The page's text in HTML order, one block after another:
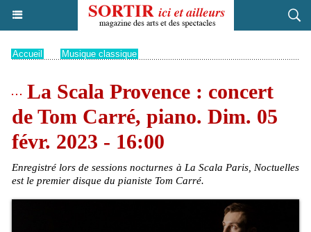
Accueil Musique classique
La Scala Provence : concert
de Tom Carré, piano. Dim. 05
févr. 2023 - 16:00
Enregistré lors de sessions nocturnes à La Scala Paris, Noctuelles
est le premier disque du pianiste Tom Carré.